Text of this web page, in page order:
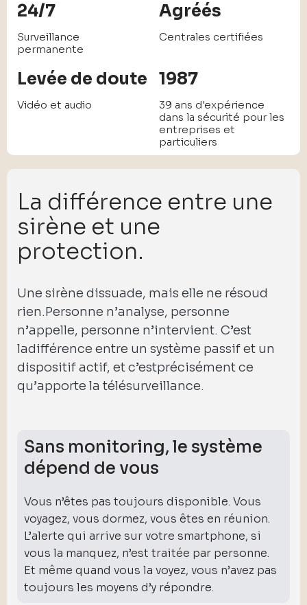
24/7
Surveillance
permanente
Agréés
Centrales certifiées
Levée de doute
Vidéo et audio
1987
39 ans d'expérience
dans la sécurité pour les
entreprises et
particuliers
La différence entre une
sirène et une
protection.
Une sirène dissuade, mais elle ne résoud
rien.Personne n’analyse, personne
n’appelle, personne n’intervient. C’est
ladifférence entre un système passif et un
dispositif actif, et c’estprécisément ce
qu’apporte la télésurveillance.
Sans monitoring, le système
dépend de vous
Vous n’êtes pas toujours disponible. Vous
voyagez, vous dormez, vous êtes en réunion.
L’alerte qui arrive sur votre smartphone, si
vous la manquez, n’est traitée par personne.
Et même quand vous la voyez, vous n’avez pas
toujours les moyens d’y répondre.